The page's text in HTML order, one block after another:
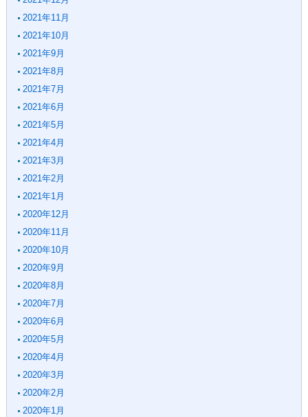
2021年11月
2021年10月
2021年9月
2021年8月
2021年7月
2021年6月
2021年5月
2021年4月
2021年3月
2021年2月
2021年1月
2020年12月
2020年11月
2020年10月
2020年9月
2020年8月
2020年7月
2020年6月
2020年5月
2020年4月
2020年3月
2020年2月
2020年1月